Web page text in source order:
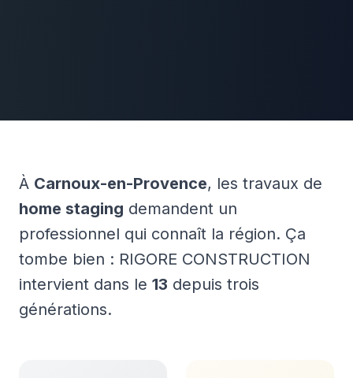
À Carnoux-en-Provence, les travaux de
home staging demandent un
professionnel qui connaît la région. Ça
tombe bien : RIGORE CONSTRUCTION
intervient dans le 13 depuis trois
générations.